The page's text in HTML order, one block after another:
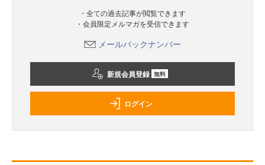
・全ての過去記事が閲覧できます
・会員限定メルマガを受信できます
メールバックナンバー
新規会員登録 無料
ログイン